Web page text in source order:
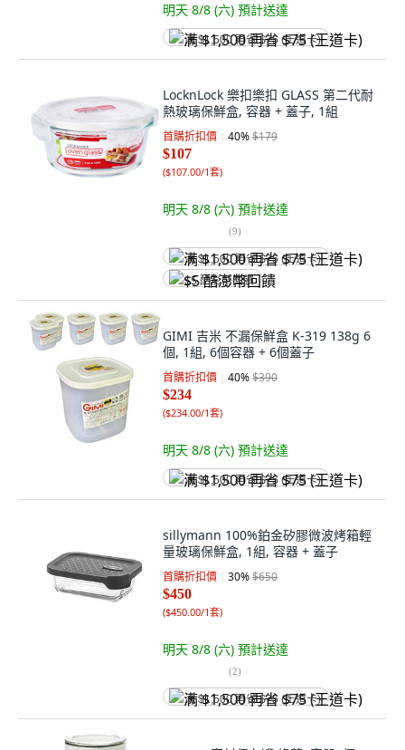
明天 8/8 (六) 預計送達
满 $1,500 再省 $75 (王道卡)
LocknLock 樂扣樂扣 GLASS 第二代耐
熱玻璃保鮮盒, 容器 + 蓋子, 1組
首購折扣價 40%$179
$107
($107.00/1套)
明天 8/8 (六) 預計送達
(9)
满 $1,500 再省 $75 (王道卡)
$5 酷澎幣回饋
GIMI 吉米 不漏保鮮盒 K-319 138g 6
個, 1組, 6個容器 + 6個蓋子
首購折扣價 40%$390
$234
($234.00/1套)
明天 8/8 (六) 預計送達
满 $1,500 再省 $75 (王道卡)
sillymann 100%鉑金矽膠微波烤箱輕
量玻璃保鮮盒, 1組, 容器 + 蓋子
首購折扣價 30%$650
$450
($450.00/1套)
明天 8/8 (六) 預計送達
(2)
满 $1,500 再省 $75 (王道卡)